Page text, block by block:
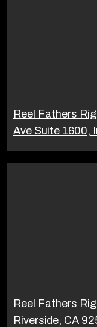
Reel Fathers
Ave Suite 1600,
Reel Fathers
Riverside, CA